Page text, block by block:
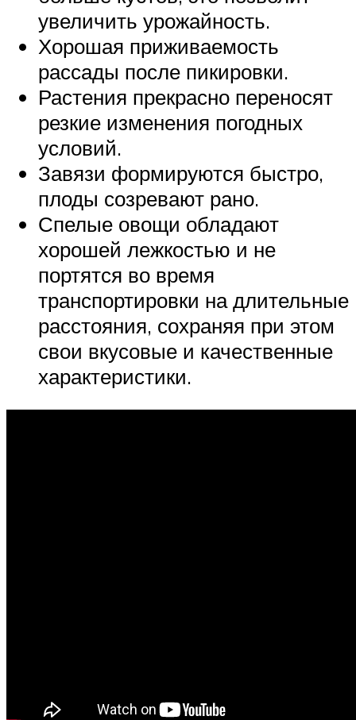
увеличить урожайность.
Хорошая приживаемость
рассады после пикировки.
Растения прекрасно переносят
резкие изменения погодных
условий.
Завязи формируются быстро,
плоды созревают рано.
Спелые овощи обладают
хорошей лежкостью и не
портятся во время
транспортировки на длительные
расстояния, сохраняя при этом
свои вкусовые и качественные
характеристики.